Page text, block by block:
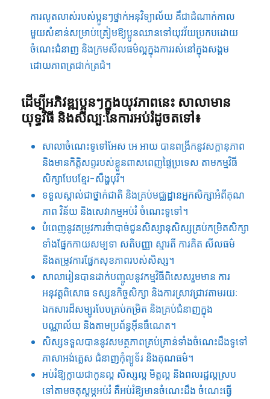
ការលូតលាស់​របស់​ប្អូន​ៗថ្នាក់​អនុវិទ្យាល័យ​ គឺជា​ដំណាក់កាល​
មួយ​សំខាន់​សម្រាប់​ត្រៀម​ឱ្យ​ប្អូន​ឈាន​ទៅ​យុវវ័យ​ប្រកបដោយ​
ចំណេះ​ជំនាញ​ និង​ក្រមសីលធម៌​ល្អ​ក្នុង​ការរស់នៅ​ក្នុង​សង្គម​
ដោយ​ភាពត្រជាក់​ត្រជំ​។
ដើម្បី​អភិ​វឌ្ឍ​ប្អូន​ៗក្នុង​យុវភាព​នេះ​ សាលា​មាន​
យុទ្ធវិធី​ និង​សិល្បៈ​នៃ​ការអប់រំ​ដូចតទៅ​៖
សាលាចំណេះទូទៅអែស អេ អាយ បាន​ពង្រីក​នូវ​សក្តានុភាព​
និង​មាន​កិត្តិសព្ទ​របស់​ខ្លួន​ពាសពេញ​ផ្ទៃ​ប្រទេស​ តាមកម្ម​វិធី​
សិក្សា​បែប​ខ្មែរ​-សឹង្ហបុរី។​
ទទួលស្គាល់​ជា​ថ្នាក់​ជាតិ​ និង​គ្រប់​មជ្ឈដ្ឋាន​អ្នក​សិក្សា​អំពី​គុណ
ភាព​ វិន័យ​ និង​សេវាកម្ម​អប់រំ​ ចំណេះ​ទូទៅ​។
បំពេញ​នូវ​តម្រូវ​ការ​ចំា​បាច់​ជូន​សិស្សានុសិស្ស​គ្រប់​កម្រិតសិក្សា​
ទាំង​ផ្នែក​កាយសម្បទា​ សតិបញ្ញា​ ស្មារតី​ ការ​គិត​ សីលធម៌​
និង​តម្រូវការ​ផ្នែក​សុខភាព​របស់​សិស្ស​។
សាលារៀន​បាន​ដាក់បញ្ចូល​នូវ​កម្មវិធី​ពិសេស​រួមមាន​ ការ
អនុវត្ត​ពិសោធ​ ទស្សនកិច្ច​សិក្សា​ និង​ការស្រាវជ្រាវ​តាមរយៈ​
ឯកសារ​ដ៏​សម្បូរ​បែប​គ្រប់​កម្រិត​ និង​គ្រប់​ជំនាញ​ក្នុង​
បណ្ណាល័យ​ និង​តាម​ប្រព័ន្ធ​អ៊ី​នធឺ​ណេត​។
សិស្ស​ទទួល​បាន​នូវ​សមត្ថភាព​គ្រប់គ្រាន់​ទាំង​ចំណេះដឹង​ទូទៅ​
ភាសាអង់គ្លេស​ ជំនាញ​កុំព្យូទ័រ​ និង​គុណធម៌​។
អប់រំ​ឱ្យ​ក្លាយជា​កូន​ល្អ​ សិស្ស​ល្អ​ មិត្ត​ល្អ​ និង​ពលរដ្ឋ​ល្អ​ស្រប​
ទៅតាម​ចតុស្តម្ភ​អប់រំ​ គឺ​អប់រំ​ឱ្យ​មានចំណេះ​ដឹង​ ចំណេះធ្វើ​